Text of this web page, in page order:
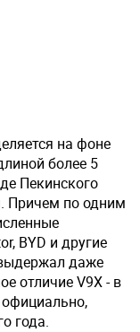
на фоне
более 5
Пекинского
Причем по одним
BYD и другие
даже
отличие V9X - в
года.